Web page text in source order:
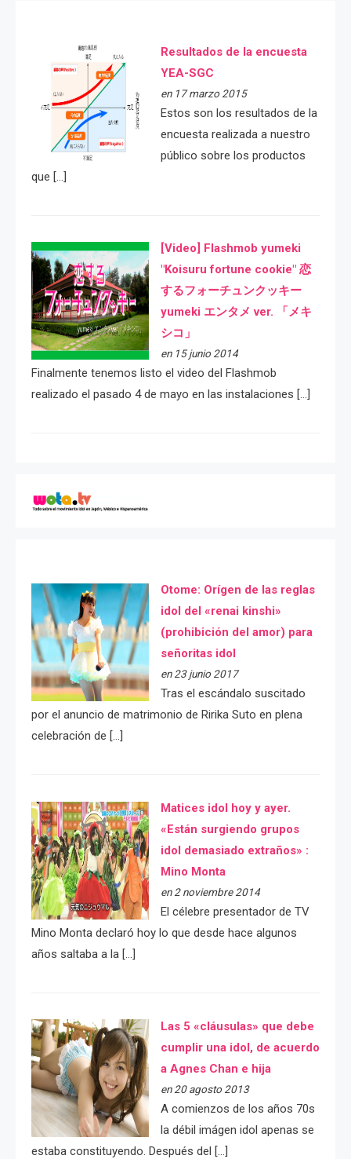
Resultados de la encuesta
YEA-SGC
en 17 marzo 2015
Estos son los resultados de la
encuesta realizada a nuestro
público sobre los productos
que […]
[Video] Flashmob yumeki
"Koisuru fortune cookie" 恋
するフォーチュンクッキー
yumeki エンタメ ver. 「メキ
シコ」
en 15 junio 2014
Finalmente tenemos listo el video del Flashmob
realizado el pasado 4 de mayo en las instalaciones […]
Otome: Orígen de las reglas
idol del «renai kinshi»
(prohibición del amor) para
señoritas idol
en 23 junio 2017
Tras el escándalo suscitado
por el anuncio de matrimonio de Ririka Suto en plena
celebración de […]
Matices idol hoy y ayer.
«Están surgiendo grupos
idol demasiado extraños» :
Mino Monta
en 2 noviembre 2014
El célebre presentador de TV
Mino Monta declaró hoy lo que desde hace algunos
años saltaba a la […]
Las 5 «cláusulas» que debe
cumplir una idol, de acuerdo
a Agnes Chan e hija
en 20 agosto 2013
A comienzos de los años 70s
la débil imágen idol apenas se
estaba constituyendo. Después del […]